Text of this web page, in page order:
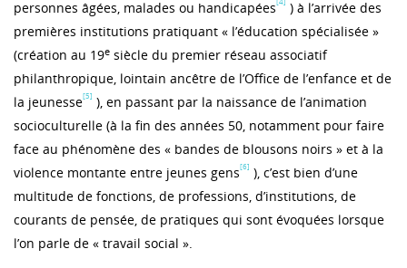
personnes âgées, malades ou handicapées
) à l’arrivée des
premières institutions pratiquant « l’éducation spécialisée »
(création au 19e siècle du premier réseau associatif
philanthropique, lointain ancêtre de l’Office de l’enfance et de
la jeunesse[5] ), en passant par la naissance de l’animation
socioculturelle (à la fin des années 50, notamment pour faire
face au phénomène des « bandes de blousons noirs » et à la
violence montante entre jeunes gens[6] ), c’est bien d’une
multitude de fonctions, de professions, d’institutions, de
courants de pensée, de pratiques qui sont évoquées lorsque
l’on parle de « travail social ».